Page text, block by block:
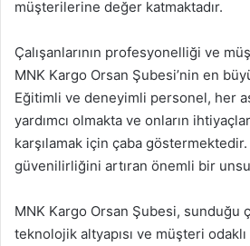
müşterilerine değer katmaktadır.
Çalışanlarının profesyonelliği ve
MNK Kargo Orsan Şubesi’nin en
Eğitimli ve deneyimli personel, her
yardımcı olmakta ve onların
karşılamak için çaba
güvenilirliğini artıran önemli bir
MNK Kargo Orsan Şubesi, sunduğu
teknolojik altyapısı ve müşteri odaklı